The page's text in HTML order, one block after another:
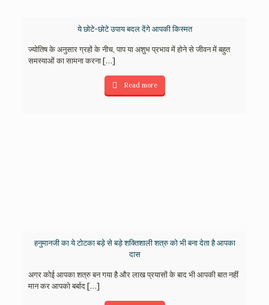
ये छोटे-छोटे उपाय बदल देंगे आपकी किस्मत
ज्योतिष के अनुसार ग्रहों के नीच, पाप या अशुभ प्रभाव में होने से जीवन में बहुत
समस्याओं का सामना करना[…]
Read more
हनुमानजी का ये टोटका बड़े से बड़े शक्तिशाली शत्रु को भी बना देता है आपका
दास
अगर कोई आपका शत्रु बन गया है और लाख प्रयासों के बाद भी आपकी बात नहीं
मान कर आपको बर्बाद[…]